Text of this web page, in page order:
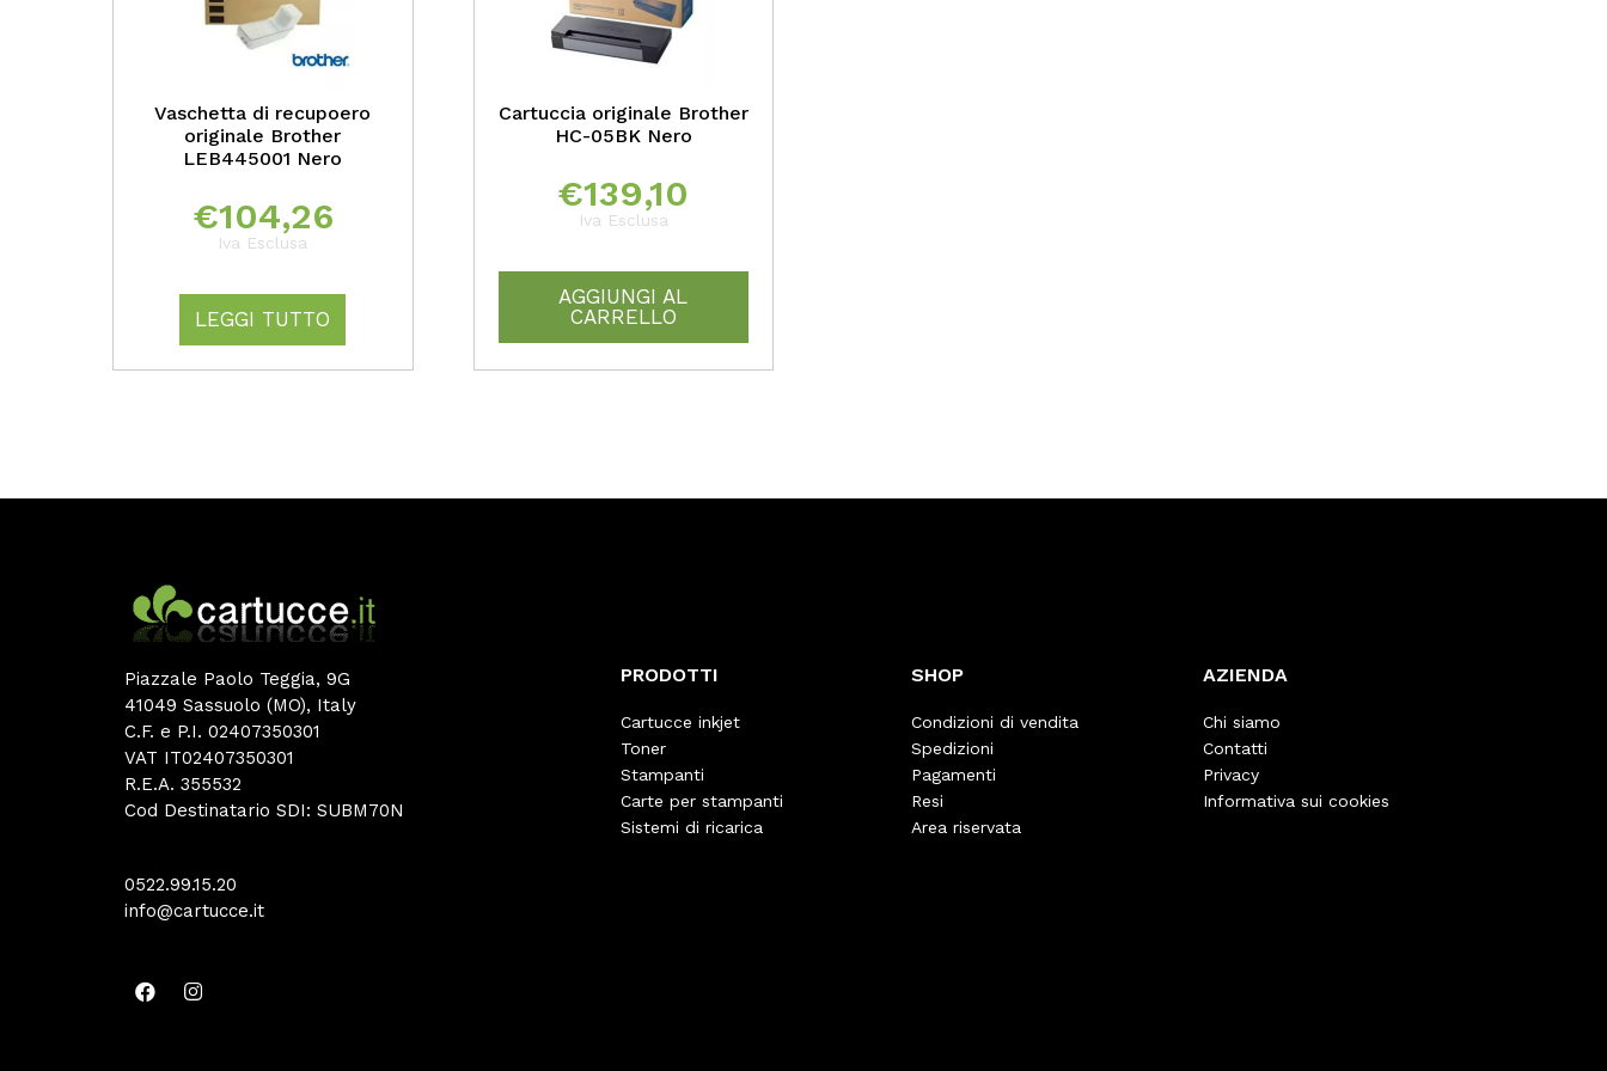
Vaschetta di recupoero
originale Brother
LEB445001 Nero
€104,26
Iva Esclusa
LEGGI TUTTO
Cartuccia originale Brother
HC-05BK Nero
€139,10
Iva Esclusa
AGGIUNGI AL
CARRELLO
Piazzale Paolo Teggia, 9G
41049 Sassuolo (MO), Italy
C.F. e P.I. 02407350301
VAT IT02407350301
R.E.A. 355532
Cod Destinatario SDI: SUBM70N
0522.99.15.20
info@cartucce.it
PRODOTTI
Cartucce inkjet
Toner
Stampanti
Carte per stampanti
Sistemi di ricarica
SHOP
Condizioni di vendita
Spedizioni
Pagamenti
Resi
Area riservata
AZIENDA
Chi siamo
Contatti
Privacy
Informativa sui cookies